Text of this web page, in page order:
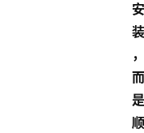
安
装
，
而
是
顺